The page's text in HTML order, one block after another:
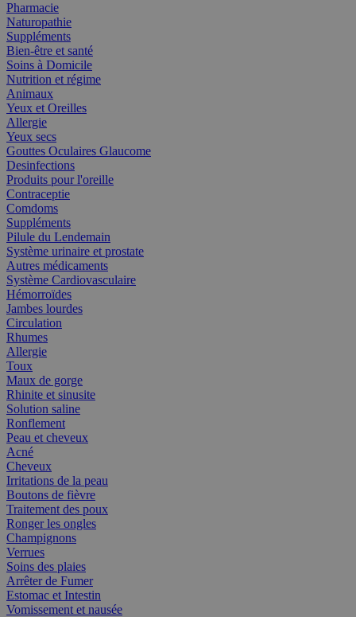
Pharmacie
Naturopathie
Suppléments
Bien-être et santé
Soins à Domicile
Nutrition et régime
Animaux
Yeux et Oreilles
Allergie
Yeux secs
Gouttes Oculaires Glaucome
Desinfections
Produits pour l'oreille
Contraceptie
Comdoms
Suppléments
Pilule du Lendemain
Système urinaire et prostate
Autres médicaments
Système Cardiovasculaire
Hémorroïdes
Jambes lourdes
Circulation
Rhumes
Allergie
Toux
Maux de gorge
Rhinite et sinusite
Solution saline
Ronflement
Peau et cheveux
Acné
Cheveux
Irritations de la peau
Boutons de fièvre
Traitement des poux
Ronger les ongles
Champignons
Verrues
Soins des plaies
Arrêter de Fumer
Estomac et Intestin
Vomissement et nausée